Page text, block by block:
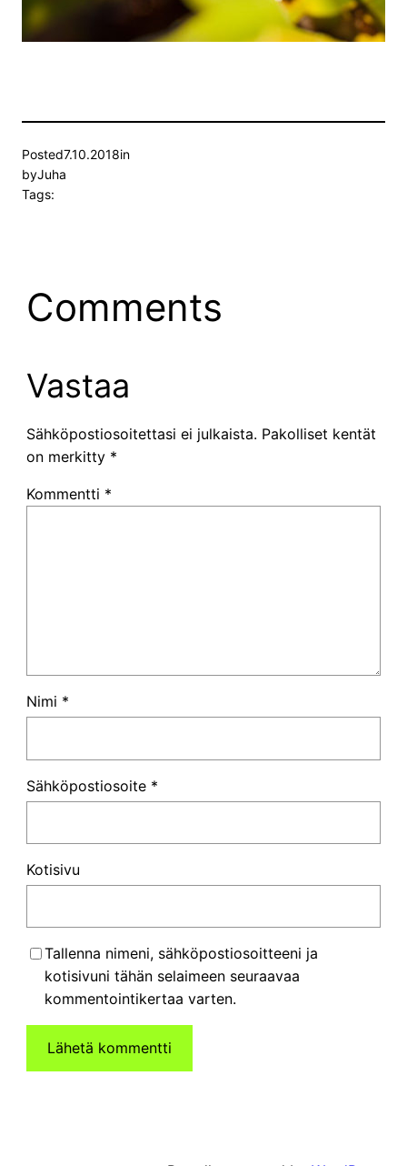
Posted7.10.2018in
byJuha
Tags:
Comments
Vastaa
Sähköpostiosoitettasi ei julkaista. Pakolliset kentät
on merkitty *
Kommentti *
Nimi *
Sähköpostiosoite *
Kotisivu
Tallenna nimeni, sähköpostiosoitteeni ja
kotisivuni tähän selaimeen seuraavaa
kommentointikertaa varten.